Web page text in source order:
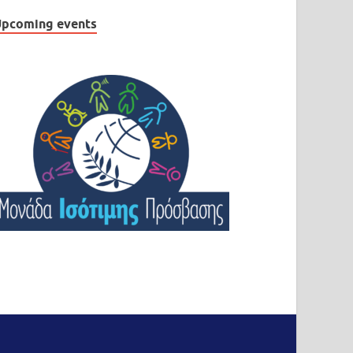
events